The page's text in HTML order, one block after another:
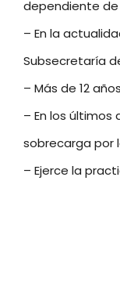
dependiente de
– En la
Subsecretaría
– Más de 12
– En los
sobrecarga por
– Ejerce la